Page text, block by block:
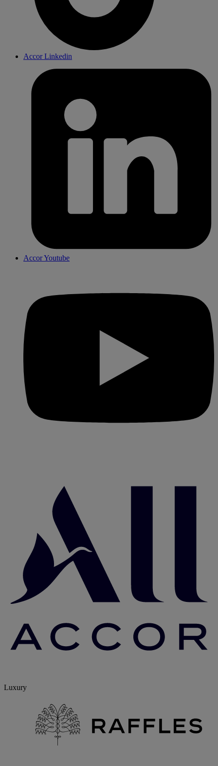
Accor Linkedin
Accor Youtube
Luxury